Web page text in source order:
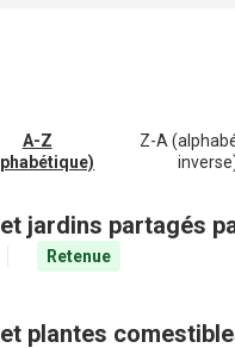
A-Z
Z-A
jardins partagés
Retenue
plantes